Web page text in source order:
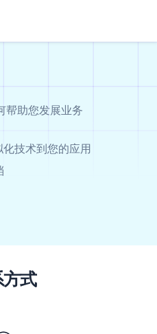
帮助您发展业务
技术到您的应用
式